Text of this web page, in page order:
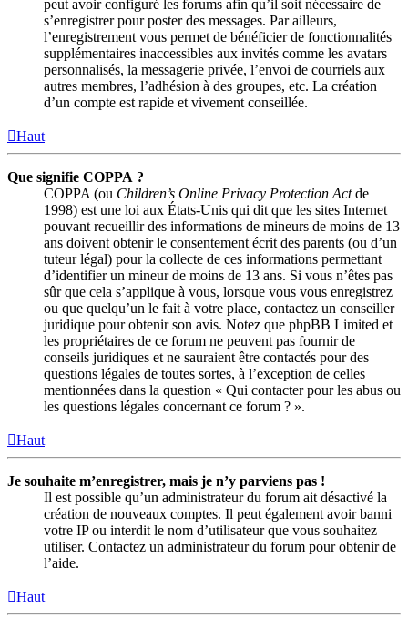
peut avoir configuré les forums afin qu’il soit nécessaire de
s’enregistrer pour poster des messages. Par ailleurs,
l’enregistrement vous permet de bénéficier de fonctionnalités
supplémentaires inaccessibles aux invités comme les avatars
personnalisés, la messagerie privée, l’envoi de courriels aux
autres membres, l’adhésion à des groupes, etc. La création
d’un compte est rapide et vivement conseillée.
Haut
Que signifie COPPA ?
COPPA (ou Children’s Online Privacy Protection Actde
1998) est une loi aux États-Unis qui dit que les sites Internet
pouvant recueillir des informations de mineurs de moins de 13
ans doivent obtenir le consentement écrit des parents (ou d’un
tuteur légal) pour la collecte de ces informations permettant
d’identifier un mineur de moins de 13 ans. Si vous n’êtes pas
sûr que cela s’applique à vous, lorsque vous vous enregistrez
ou que quelqu’un le fait à votre place, contactez un conseiller
juridique pour obtenir son avis. Notez que phpBB Limited et
les propriétaires de ce forum ne peuvent pas fournir de
conseils juridiques et ne sauraient être contactés pour des
questions légales de toutes sortes, à l’exception de celles
mentionnées dans la question « Qui contacter pour les abus ou
les questions légales concernant ce forum ? ».
Haut
Je souhaite m’enregistrer, mais je n’y parviens pas !
Il est possible qu’un administrateur du forum ait désactivé la
création de nouveaux comptes. Il peut également avoir banni
votre IP ou interdit le nom d’utilisateur que vous souhaitez
utiliser. Contactez un administrateur du forum pour obtenir de
l’aide.
Haut